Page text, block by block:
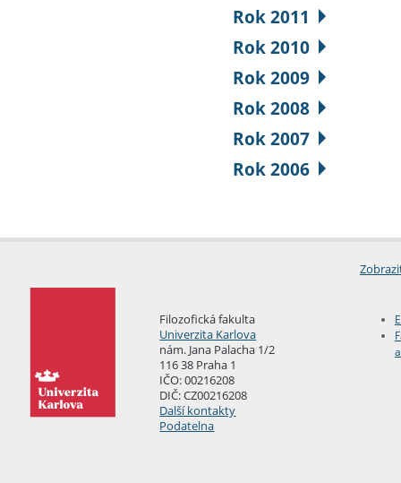
Rok 2011
Rok 2010
Rok 2009
Rok 2008
Rok 2007
Rok 2006
Filozofická fakulta
Univerzita Karlova
nám. Jana Palacha 1/2
116 38 Praha 1
IČO: 00216208
DIČ: CZ00216208
Další kontakty
Podatelna